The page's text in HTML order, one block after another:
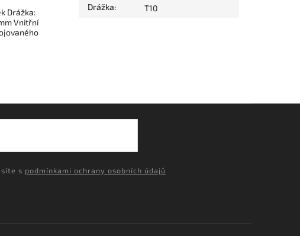
Drážka:
Vnitřní
Drážka: T10
s podmínkami ochrany osobních údajů